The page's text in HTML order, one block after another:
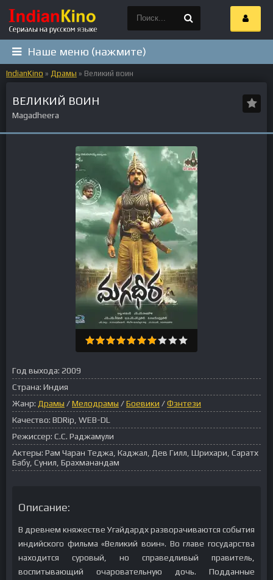
Наше меню (нажмите)
IndianKino » Драмы » Великий воин
ВЕЛИКИЙ ВОИН
Magadheera
Год выхода: 2009
Страна: Индия
Жанр: Драмы /Мелодрамы /Боевики /Фэнтези
Качество: BDRip, WEB-DL
Режиссер: С.С. Раджамули
Актеры: Рам Чаран Теджа, Каджал, Дев Гилл, Шрихари, Саратх
Бабу, Сунил, Брахманандам
Описание:
В древнем княжестве Угайдардх разворачиваются события
индийского фильма «Великий воин». Во главе государства
находится суровый, но справедливый правитель,
воспитывающий очаровательную дочь. Подданные